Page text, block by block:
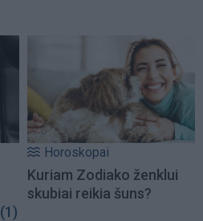
(1)
Horoskopai
Kuriam Zodiako ženklui
skubiai reikia šuns?